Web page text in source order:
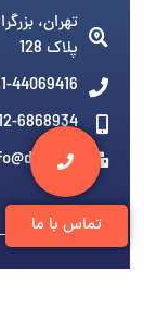
تماس با ما
تهران،
پلاک 128
44069416
6868934